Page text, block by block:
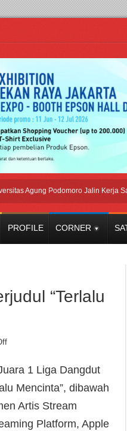
Agung Podomoro Jalin Kerja Sama
PROFILE CORNER
“Terlalu
1 Liga Dangdut
Mencinta”, dibawah
Artis Stream
Platform, Apple